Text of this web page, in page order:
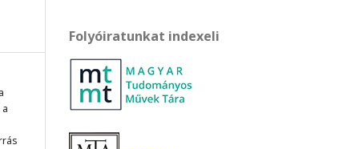
Folyóiratunkat indexeli